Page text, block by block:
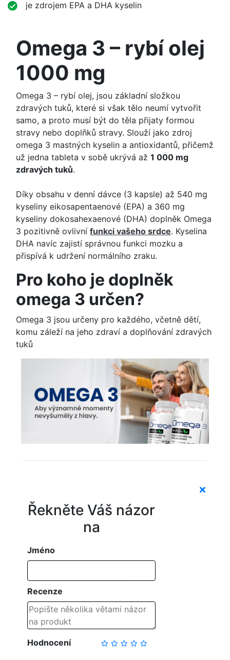
je zdrojem EPA a DHA kyselin
Omega 3 – rybí olej
1000 mg
Omega 3 – rybí olej, jsou základní složkou
zdravých tuků, které si však tělo neumí vytvořit
samo, a proto musí být do těla přijaty formou
stravy nebo doplňků stravy. Slouží jako zdroj
omega 3 mastných kyselin a antioxidantů, přičemž
už jedna tableta v sobě ukrývá až 1 000 mg
zdravých tuků.
Díky obsahu v denní dávce (3 kapsle) až 540 mg
kyseliny eikosapentaenové (EPA) a 360 mg
kyseliny dokosahexaenové (DHA) doplněk Omega
3 pozitivně ovlivní funkci vašeho srdce. Kyselina
DHA navíc zajistí správnou funkci mozku a
přispívá k udržení normálního zraku.
Pro koho je doplněk
omega 3 určen?
Omega 3 jsou určeny pro každého, včetně dětí,
komu záleží na jeho zdraví a doplňování zdravých
tuků
Řekněte Váš názor
na
Jméno
Recenze
Hodnocení